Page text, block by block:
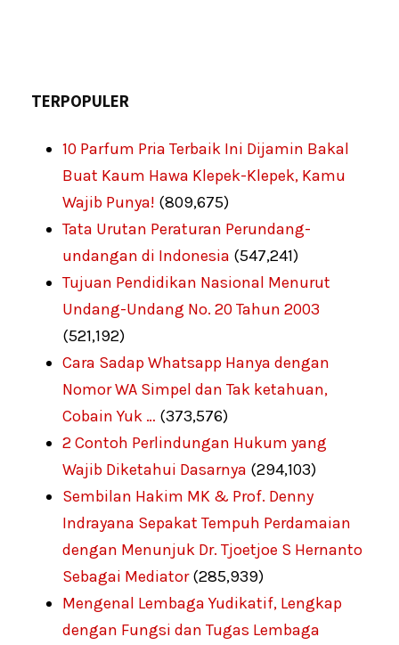
TERPOPULER
10 Parfum Pria Terbaik Ini Dijamin Bakal
Buat Kaum Hawa Klepek-Klepek, Kamu
Wajib Punya! (809,675)
Tata Urutan Peraturan Perundang-
undangan di Indonesia (547,241)
Tujuan Pendidikan Nasional Menurut
Undang-Undang No. 20 Tahun 2003
(521,192)
Cara Sadap Whatsapp Hanya dengan
Nomor WA Simpel dan Tak ketahuan,
Cobain Yuk … (373,576)
2 Contoh Perlindungan Hukum yang
Wajib Diketahui Dasarnya (294,103)
Sembilan Hakim MK & Prof. Denny
Indrayana Sepakat Tempuh Perdamaian
dengan Menunjuk Dr. Tjoetjoe S Hernanto
Sebagai Mediator (285,939)
Mengenal Lembaga Yudikatif, Lengkap
dengan Fungsi dan Tugas Lembaga